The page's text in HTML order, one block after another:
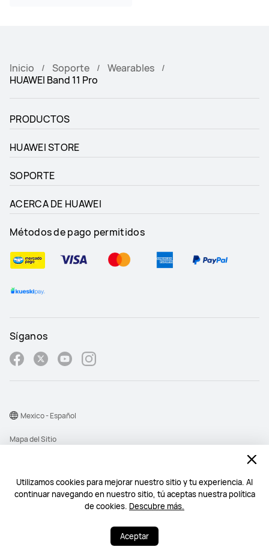
Utilizamos cookies para mejorar nuestro sitio y tu experiencia. Al
continuar navegando en nuestro sitio, tú aceptas nuestra política
de cookies. Descubre más.
Aceptar
Inicio Soporte
Wearables
HUAWEI Band 11 Pro
PRODUCTOS
HUAWEI STORE
SOPORTE
ACERCA DE HUAWEI
Métodos de pago permitidos
Síganos
©2026 Huawei Device Co., Ltd. All rights reserved.
Mapa del Sitio
Declaración de privacidad
Mexico - Español